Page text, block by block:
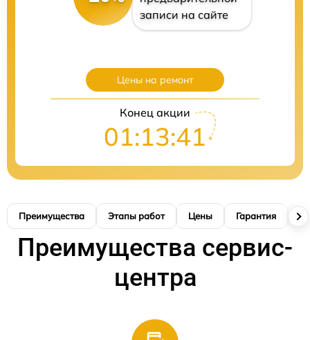
записи на сайте
Цены на ремонт
Конец акции
01:13:40
Преимущества Этапы работ Цены Гарантия
Преимущества сервис-
центра